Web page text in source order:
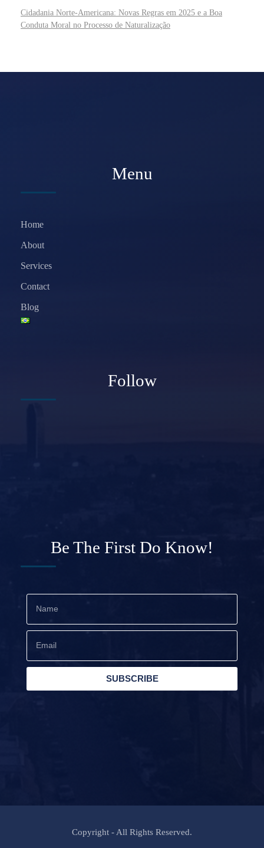
Cidadania Norte-Americana: Novas Regras em 2025 e a Boa
Conduta Moral no Processo de Naturalização
Menu
Home
About
Services
Contact
Blog
Follow
Be The First Do Know!
SUBSCRIBE
Copyright - All Rights Reserved.